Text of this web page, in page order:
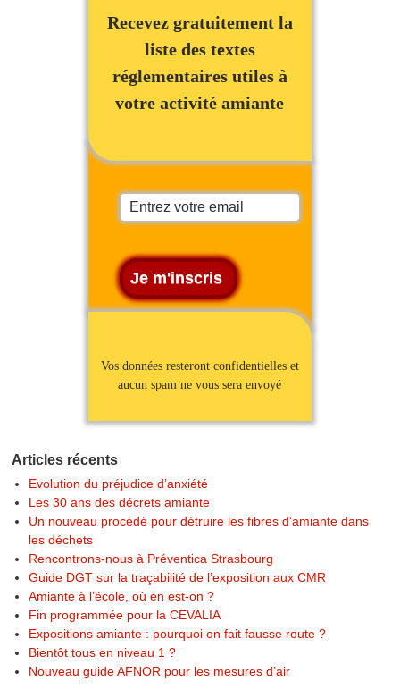
Recevez gratuitement la
liste des textes
réglementaires utiles à
votre activité amiante
Vos données resteront confidentielles et
aucun spam ne vous sera envoyé
Articles récents
Evolution du préjudice d’anxiété
Les 30 ans des décrets amiante
Un nouveau procédé pour détruire les fibres d’amiante dans
les déchets
Rencontrons-nous à Préventica Strasbourg
Guide DGT sur la traçabilité de l’exposition aux CMR
Amiante à l’école, où en est-on ?
Fin programmée pour la CEVALIA
Expositions amiante : pourquoi on fait fausse route ?
Bientôt tous en niveau 1 ?
Nouveau guide AFNOR pour les mesures d’air